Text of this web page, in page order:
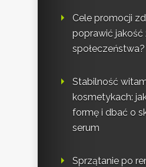
Cele promocji
poprawić jakość
społeczeństwa?
Stabilność
kosmetykach:
formę i dbać o
serum
Sprzątanie po